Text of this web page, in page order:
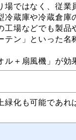
ではなく、従業
蔵庫や冷蔵倉庫
場などでも製
ン」といった
ル＋扇風機」が
化も可能であれ